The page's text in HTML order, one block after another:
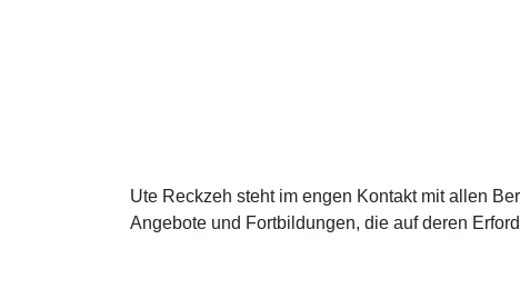
Ute Reckzeh steht im engen Kontakt mit allen
Angebote und Fortbildungen, die auf deren